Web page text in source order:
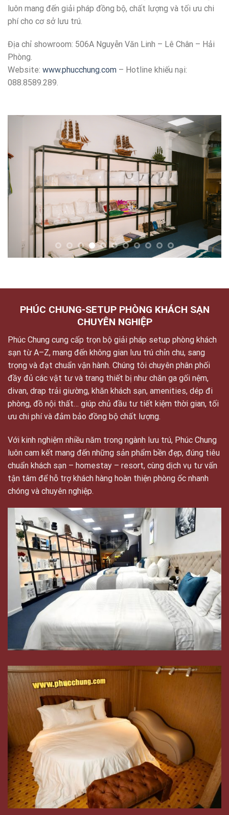
luôn mang đến giải pháp đồng bộ, chất lượng và tối ưu chi
phí cho cơ sở lưu trú.
Địa chỉ showroom: 506A Nguyễn Văn Linh – Lê Chân – Hải
Phòng.
Website: www.phucchung.com – Hotline khiếu nại:
088.8589.289.
PHÚC CHUNG-SETUP PHÒNG KHÁCH SẠN
CHUYÊN NGHIỆP
Phúc Chung cung cấp trọn bộ giải pháp setup phòng khách
sạn từ A–Z, mang đến không gian lưu trú chỉn chu, sang
trọng và đạt chuẩn vận hành. Chúng tôi chuyên phân phối
đầy đủ các vật tư và trang thiết bị như chăn ga gối nệm,
divan, drap trải giường, khăn khách sạn, amenities, dép đi
phòng, đồ nội thất… giúp chủ đầu tư tiết kiệm thời gian, tối
ưu chi phí và đảm bảo đồng bộ chất lượng.
Với kinh nghiệm nhiều năm trong ngành lưu trú, Phúc Chung
luôn cam kết mang đến những sản phẩm bền đẹp, đúng tiêu
chuẩn khách sạn – homestay – resort, cùng dịch vụ tư vấn
tận tâm để hỗ trợ khách hàng hoàn thiện phòng ốc nhanh
chóng và chuyên nghiệp.